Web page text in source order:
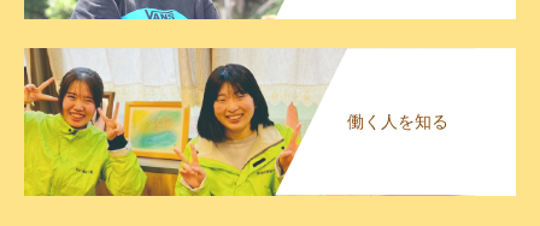
働く人を知る